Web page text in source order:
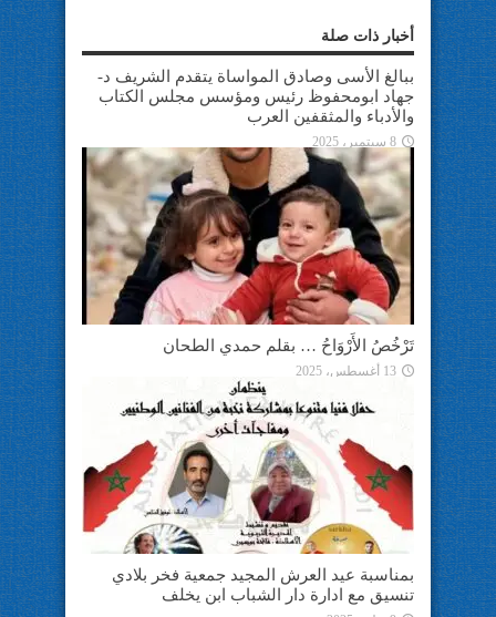
أخبار ذات صلة
ببالغ الأسى وصادق المواساة يتقدم الشريف د-
جهاد ابومحفوظ رئيس ومؤسس مجلس الكتاب
والأدباء والمثقفين العرب
8 سبتمبر، 2025
تَرْخُصُ الأَرْوَاحُ … بقلم حمدي الطحان
13 أغسطس، 2025
بمناسبة عيد العرش المجيد جمعية فخر بلادي
تنسيق مع ادارة دار الشباب ابن يخلف